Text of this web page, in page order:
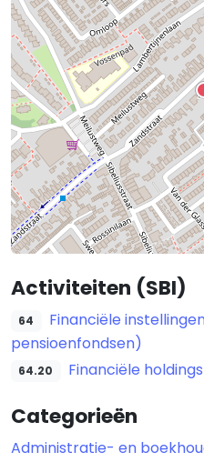
Activiteiten (SBI)
64
Financiële
pensioenfondsen)
64.20 Financiële holdings
Categorieën
Administratie- en